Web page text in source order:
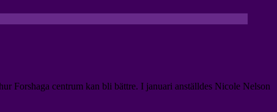
Forshaga centrum kan bli bättre. I januari anställdes Nicole Nelson